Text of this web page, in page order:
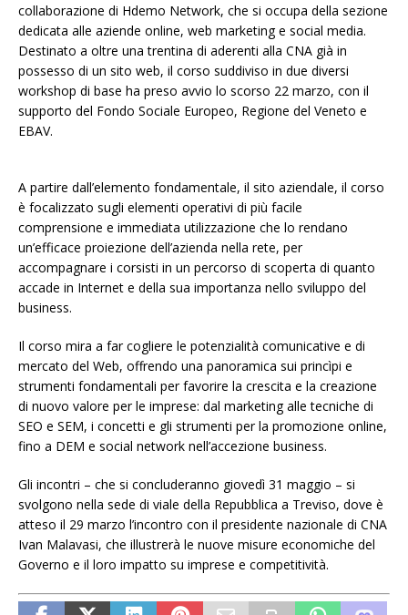
collaborazione di Hdemo Network, che si occupa della sezione
dedicata alle aziende online, web marketing e social media.
Destinato a oltre una trentina di aderenti alla CNA già in
possesso di un sito web, il corso suddiviso in due diversi
workshop di base ha preso avvio lo scorso 22 marzo, con il
supporto del Fondo Sociale Europeo, Regione del Veneto e
EBAV.
A partire dall’elemento fondamentale, il sito aziendale, il corso
è focalizzato sugli elementi operativi di più facile
comprensione e immediata utilizzazione che lo rendano
un’efficace proiezione dell’azienda nella rete, per
accompagnare i corsisti in un percorso di scoperta di quanto
accade in Internet e della sua importanza nello sviluppo del
business.
Il corso mira a far cogliere le potenzialità comunicative e di
mercato del Web, offrendo una panoramica sui princìpi e
strumenti fondamentali per favorire la crescita e la creazione
di nuovo valore per le imprese: dal marketing alle tecniche di
SEO e SEM, i concetti e gli strumenti per la promozione online,
fino a DEM e social network nell’accezione business.
Gli incontri – che si concluderanno giovedì 31 maggio – si
svolgono nella sede di viale della Repubblica a Treviso, dove è
atteso il 29 marzo l’incontro con il presidente nazionale di CNA
Ivan Malavasi, che illustrerà le nuove misure economiche del
Governo e il loro impatto su imprese e competitività.